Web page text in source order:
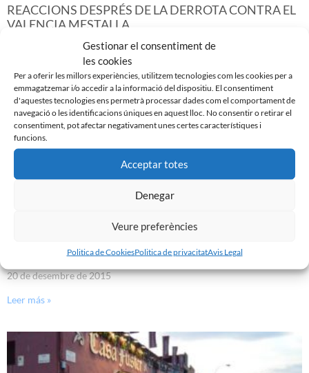
Gestionar el consentiment de
les cookies
Per a oferir les millors experiències, utilitzem tecnologies com les cookies per a
emmagatzemar i/o accedir a la informació del dispositiu. El consentiment
d'aquestes tecnologies ens permetrà processar dades com el comportament de
navegació o les identificacions úniques en aquest lloc. No consentir o retirar el
consentiment, pot afectar negativament unes certes característiques i
funcions.
Acceptar totes
Denegar
Veure preferències
Politica de CookiesPolitica de privacitatAvis Legal
REACCIONS DESPRÉS DE LA DERROTA CONTRA EL
VALENCIA MESTALLA
20 de desembre de 2015
Leer más »